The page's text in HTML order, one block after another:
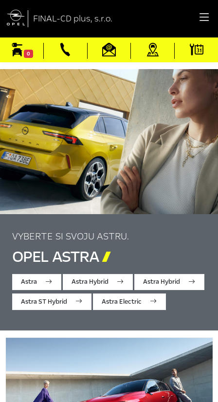
 FINAL-CD plus, s.r.o.
0
VYBERTE SI SVOJU ASTRU.
OPEL ASTRA
Astra Astra Hybrid Astra Hybrid
Astra ST Hybrid Astra Electric